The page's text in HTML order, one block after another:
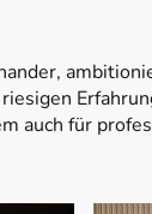
auch für